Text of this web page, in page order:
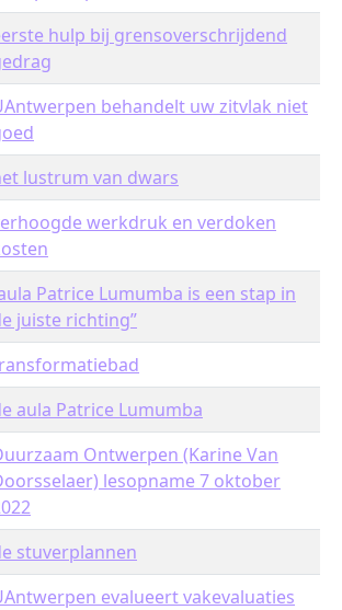
hulp bij grensoverschrijdend
behandelt uw zitvlak niet
lustrum van dwars
werkdruk en verdoken
Patrice Lumumba is een stap in
juiste richting”
aula Patrice Lumumba
Ontwerpen (Karine Van
lesopname 7 oktober
stuverplannen
evalueert vakevaluaties